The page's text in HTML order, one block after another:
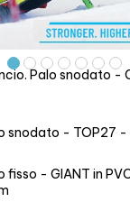
Palo snodato -
snodato - TOP27
fisso - GIANT in